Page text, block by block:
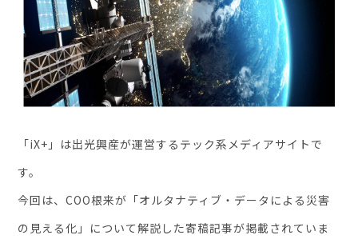
経営チーム
沿革
会社概要
パートナー
お問い合わせ
お役立ち資料
「iX+」は出光興産が運営するテック系メディアサイトで
す。
今回は、COO根来が「オルタナティブ・データによる災害
の見える化」について解説した寄稿記事が掲載されていま